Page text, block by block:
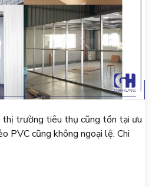
thị trường tiêu thụ cũng tồn tại ưu
PVC cũng không ngoại lệ. Chi